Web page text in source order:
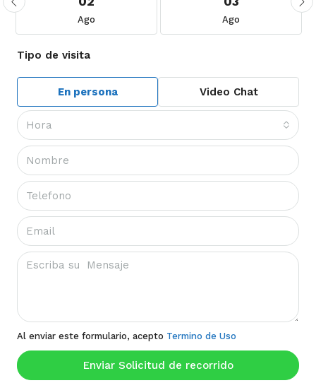
Ago Ago
Tipo de visita
En persona Video Chat
Hora
Al enviar este formulario, acepto Termino de Uso
Enviar Solicitud de recorrido